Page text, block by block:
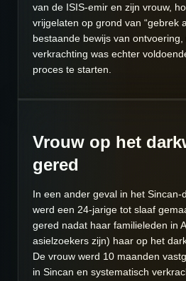
van de ISIS-emir en zijn vrouw,
vrijgelaten op grond van “gebrek
bestaande bewijs van
verkrachting was echter
proces te starten.
Vrouw op het
gered
In een ander geval in het Sincan-
werd een 24-jarige tot slaaf
gered nadat haar familieleden in
asielzoekers zijn) haar op het
De vrouw werd 10 maanden
in Sincan en systematisch